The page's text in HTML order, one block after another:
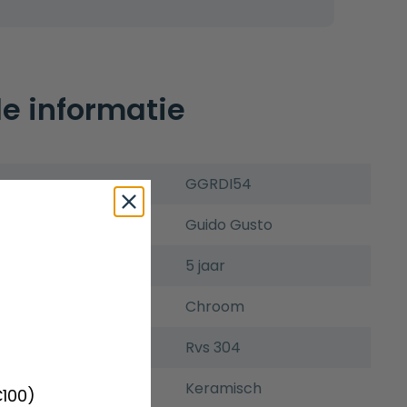
informatie
GGRDI54
Guido Gusto
5 jaar
Chroom
Rvs 304
Keramisch